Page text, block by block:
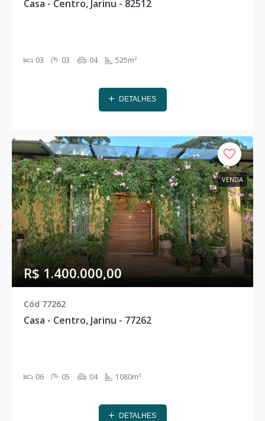
Casa - Centro, Jarinu - 82512
03 03 04 525m²
DETALHES
VENDA
R$ 1.400.000,00
Cód 77262
Casa - Centro, Jarinu - 77262
06 05 04 1080m²
DETALHES